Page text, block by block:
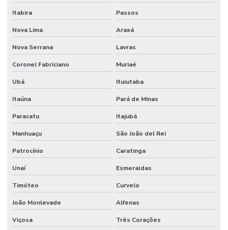
Itabira Passos
Nova Lima Araxá
Nova Serrana Lavras
Coronel Fabriciano Muriaé
Ubá Ituiutaba
Itaúna Pará de Minas
Paracatu Itajubá
Manhuaçu São João del Rei
Patrocínio Caratinga
Unaí Esmeraldas
Timóteo Curvelo
João Monlevade Alfenas
Viçosa Três Corações